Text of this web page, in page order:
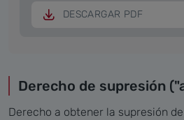
DESCARGAR PDF
Derecho de supresión
Derecho a obtener la supresión